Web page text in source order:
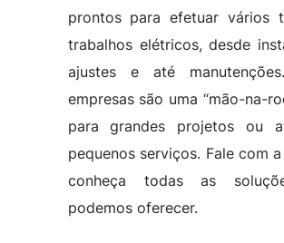
prontos para efetuar vários
trabalhos elétricos, desde
ajustes e até
empresas são uma “mão-na-
para grandes projetos ou
pequenos serviços. Fale com
conheça todas as
podemos oferecer.